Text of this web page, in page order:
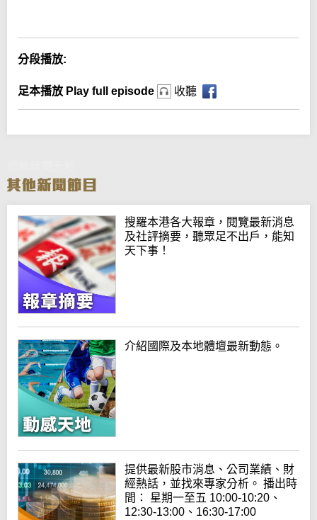
分段播放:
足本播放 Play full episode 收聽
搜羅本港各大報章，閱覽最新消息
及社評摘要，聽眾足不出戶，能知
天下事！
介紹國際及本地體壇最新動態。
提供最新股市消息、公司業績、財
經熱話，並找來專家分析。 播出時
間： 星期一至五 10:00-10:20、
12:30-13:00、16:30-17:00